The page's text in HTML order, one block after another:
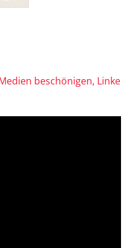
beschönigen, Linke